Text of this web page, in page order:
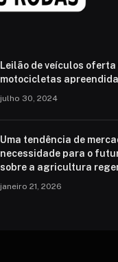
Leilão de veículos oferta
motocicletas
julho 30, 2024
Uma tendência de
necessidade para o
sobre a agricultura
janeiro 21, 2026